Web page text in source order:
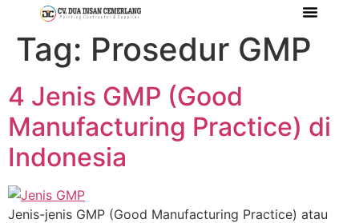
Tag: Prosedur GMP
4 Jenis GMP (Good
Manufacturing Practice) di
Indonesia
Jenis-jenis GMP (Good Manufacturing Practice) atau